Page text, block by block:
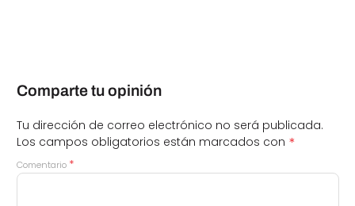
Comparte tu opinión
Tu dirección de correo electrónico no será publicada.
Los campos obligatorios están marcados con *
Comentario *